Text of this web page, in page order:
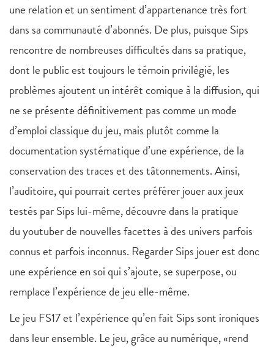
une relation et un sentiment d’appartenance très fort
dans sa communauté d’abonnés. De plus, puisque Sips
rencontre de nombreuses difficultés dans sa pratique,
dont le public est toujours le témoin privilégié, les
problèmes ajoutent un intérêt comique à la diffusion, qui
ne se présente définitivement pas comme un mode
d’emploi classique du jeu, mais plutôt comme la
documentation systématique d’une expérience, de la
conservation des traces et des tâtonnements. Ainsi,
l’auditoire, qui pourrait certes préférer jouer aux jeux
testés par Sips lui-même, découvre dans la pratique
du youtuber de nouvelles facettes à des univers parfois
connus et parfois inconnus. Regarder Sips jouer est donc
une expérience en soi qui s’ajoute, se superpose, ou
remplace l’expérience de jeu elle-même.
Le jeu FS17 et l’expérience qu’en fait Sips sont ironiques
dans leur ensemble. Le jeu, grâce au numérique, «rend